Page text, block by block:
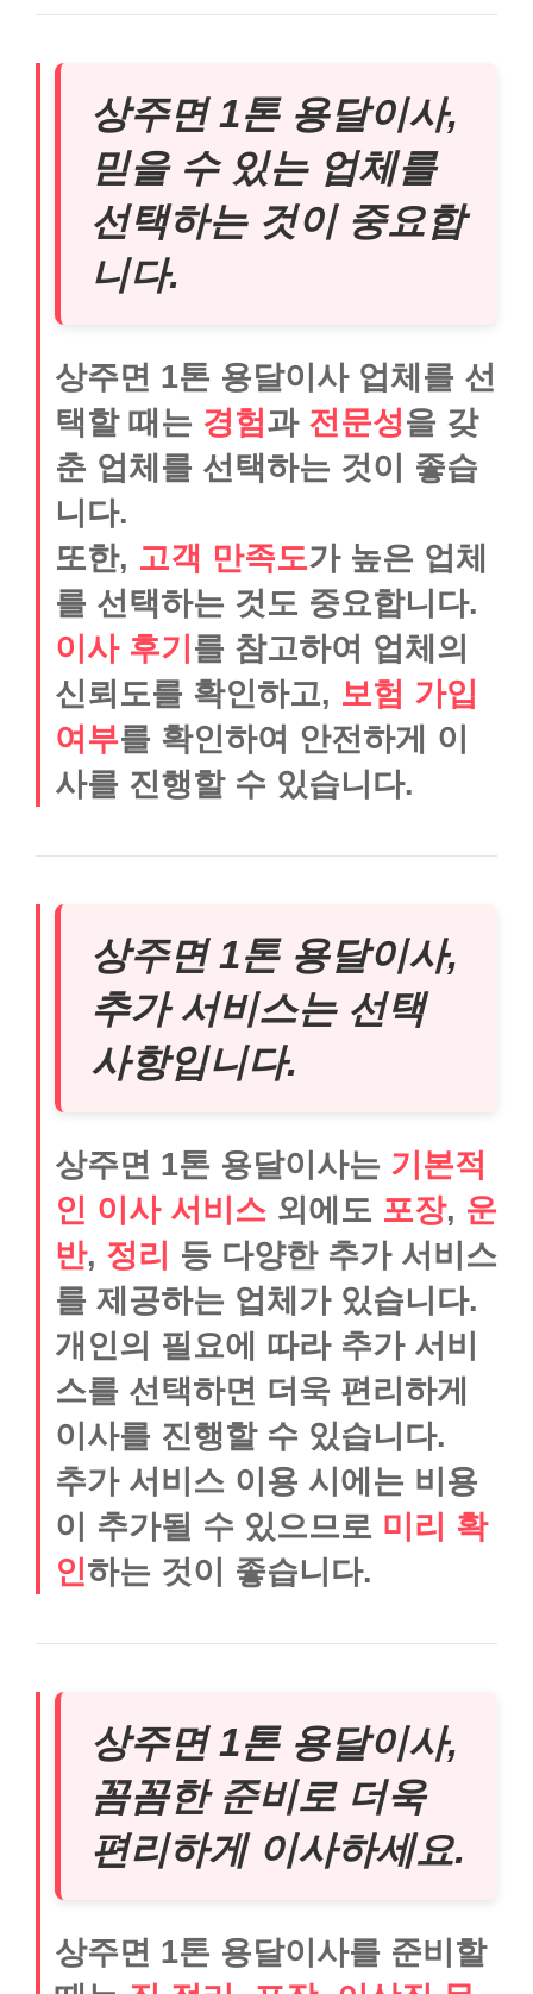
상주면 1톤 용달이사,
믿을 수 있는 업체를
선택하는 것이 중요합
니다.
상주면 1톤 용달이사 업체를 선
택할 때는 경험과 전문성을 갖
춘 업체를 선택하는 것이 좋습
니다.
또한, 고객 만족도가 높은 업체
를 선택하는 것도 중요합니다.
이사 후기 를 참고하여 업체의
신뢰도를 확인하고, 보험 가입
여부를 확인하여 안전하게 이
사를 진행할 수 있습니다.
상주면 1톤 용달이사,
추가 서비스는 선택
사항입니다.
상주면 1톤 용달이사는 기본적
인 이사 서비스 외에도 포장, 운
반, 정리 등 다양한 추가 서비스
를 제공하는 업체가 있습니다.
개인의 필요에 따라 추가 서비
스를 선택하면 더욱 편리하게
이사를 진행할 수 있습니다.
추가 서비스 이용 시에는 비용
이 추가될 수 있으므로 미리 확
인하는 것이 좋습니다.
상주면 1톤 용달이사,
꼼꼼한 준비로 더욱
편리하게 이사하세요.
상주면 1톤 용달이사를 준비할